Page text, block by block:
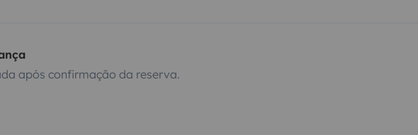
após confirmação da reserva.